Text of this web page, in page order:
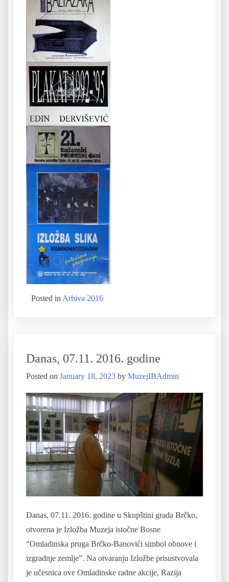
Posted in Arhiva 2016
Danas, 07.11. 2016. godine
Posted on January 18, 2023 by MuzejIBAdmin
Danas, 07.11. 2016. godine u Skupštini grada Brčko,
otvorena je Izložba Muzeja istočne Bosne
“Omladinska pruga Brčko-Banovići simbol obnove i
izgradnje zemlje”. Na otvaranju Izložbe prisustvovala
je učesnica ove Omladinske radne akcije, Razija